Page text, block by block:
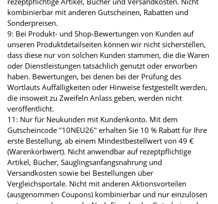
kombinierbar mit anderen Gutscheinen, Rabatten und
Sonderpreisen.
9: Bei Produkt- und Shop-Bewertungen von Kunden auf
unseren Produktdetailseiten können wir nicht sicherstellen,
dass diese nur von solchen Kunden stammen, die die Waren
oder Dienstleistungen tatsächlich genutzt oder erworben
haben. Bewertungen, bei denen bei der Prüfung des
Wortlauts Auffälligkeiten oder Hinweise festgestellt werden,
die insoweit zu Zweifeln Anlass geben, werden nicht
veröffentlicht.
11: Nur für Neukunden mit Kundenkonto. Mit dem
Gutscheincode "10NEU26" erhalten Sie 10 % Rabatt für Ihre
erste Bestellung, ab einem Mindestbestellwert von 49 €
(Warenkorbwert). Nicht anwendbar auf rezeptpflichtige
Artikel, Bücher, Säuglingsanfangsnahrung und
Versandkosten sowie bei Bestellungen über
Vergleichsportale. Nicht mit anderen Aktionsvorteilen
(ausgenommen Coupons) kombinierbar und nur einzulösen